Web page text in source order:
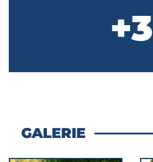
+3
GALERIE